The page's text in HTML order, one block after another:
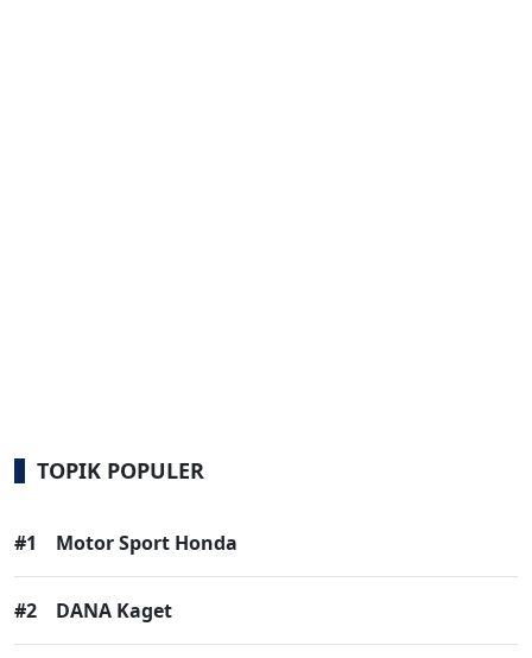
TOPIK POPULER
#1 Motor Sport Honda
#2 DANA Kaget